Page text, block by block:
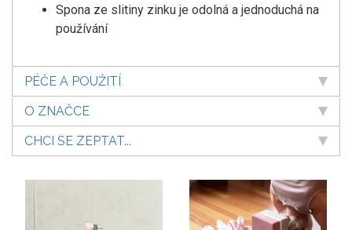
Spona ze slitiny zinku je odolná a jednoduchá na
používání
PÉČE A POUŽITÍ
O ZNAČCE
CHCI SE ZEPTAT...